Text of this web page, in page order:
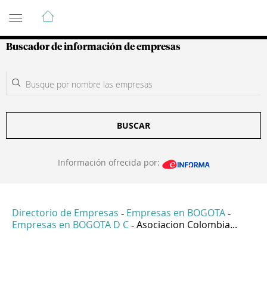
Guía de Empresas Colombianas
Buscador de información de empresas
BUSCAR
Información ofrecida por:
Directorio de Empresas - Empresas en BOGOTA -
Empresas en BOGOTA D C - Asociacion Colombia...